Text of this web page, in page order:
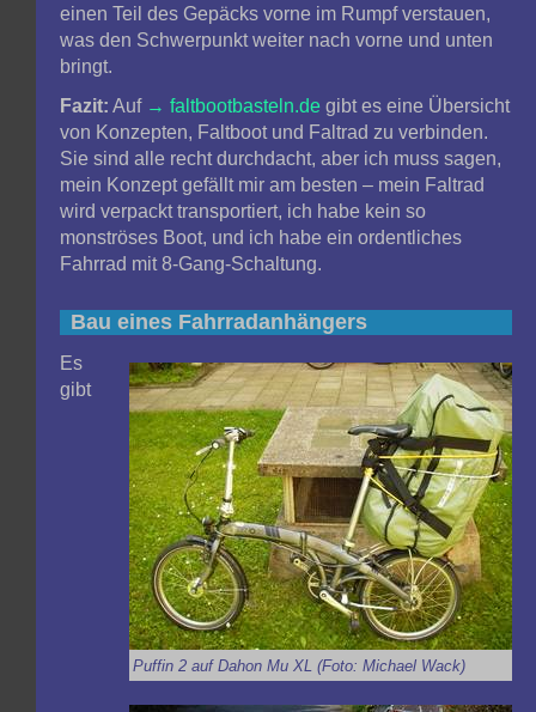
einen Teil des Gepäcks vorne im Rumpf verstauen,
was den Schwerpunkt weiter nach vorne und unten
bringt.
Fazit: Auf faltbootbasteln.de gibt es eine Übersicht
von Konzepten, Faltboot und Faltrad zu verbinden.
Sie sind alle recht durchdacht, aber ich muss sagen,
mein Konzept gefällt mir am besten – mein Faltrad
wird verpackt transportiert, ich habe kein so
monströses Boot, und ich habe ein ordentliches
Fahrrad mit 8-Gang-Schaltung.
Bau eines Fahrradanhängers
Puffin 2 auf Dahon Mu XL (Foto: Michael Wack)
Es
gibt